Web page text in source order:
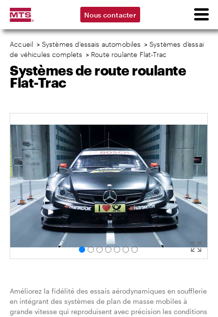
Nous contacter
Accueil > Systèmes d’essais automobiles >Systèmes d’essai
de véhicules complets > Route roulante Flat-Trac
Systèmes de route roulante
Flat-Trac
Améliorez la fidélité des essais aérodynamiques en soufflerie
en intégrant des systèmes de plan de masse mobiles à
grande vitesse qui reproduisent avec précision les conditions